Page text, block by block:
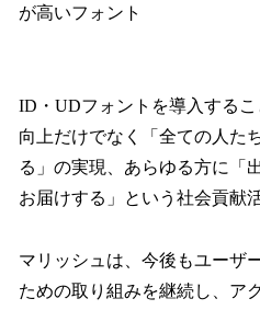
が高いフォント
ID・UDフォントを導入する
向上だけでなく「全ての人た
る」の実現、あらゆる方に「
お届けする」という社会貢献
マリッシュは、今後もユーザ
ための取り組みを継続し、ア